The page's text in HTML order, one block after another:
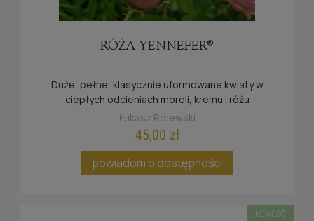
RÓŻA YENNEFER®
Duże, pełne, klasycznie uformowane kwiaty w
ciepłych odcieniach moreli, kremu i różu
zachwycają elegancją oraz wyjątkowo
intensywnym aromatem
Łukasz Rojewski
45,00 zł
powiadom o dostępności
NOWOŚĆ